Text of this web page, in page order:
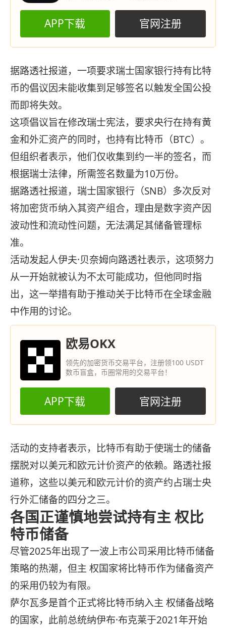
APP下载 官网注册
据路透社报道，一项要求瑞士国家银行持有比特
币的倡议因未能收集到足够签名以触发全国公投
而即将失效。
这项倡议旨在修改瑞士宪法，要求央行在持有黄
金和外汇资产的同时，也持有比特币（BTC）。
但组织者表示，他们仅收集到约一半的签名，而
根据瑞士法律，所需签名数量为10万份。
据路透社报道，瑞士国家银行（SNB）多次反对
将加密货币纳入其资产组合，理由是数字资产因
波动性和流动性问题，无法满足其储备管理标
准。
活动发起人伊夫·贝奈姆向路透社表示，这项努力
从一开始就被认为不太可能成功，但他同时指
出，这一举措有助于推动关于比特币在全球金融
中作用的讨论。
欧易OKX
领先的加密货币交易平台，注册领100 USDT
数币盲盒，币圈常用的交易平台！
APP下载 官网注册
活动的支持者表示，比特币有助于使瑞士的储备
摆脱对以美元和欧元计价资产的依赖。路透社报
道称，这些以美元和欧元计价的资产约占瑞士央
行外汇储备的四分之三。
各国正谨慎地尝试持有主 权比
特币储备
尽管2025年出现了一波上市公司采用比特币储备
策略的热潮，但主 权国家将比特币作为储备资产
的采用仍较为有限。
萨尔瓦多是首个正式将比特币纳入主 权储备战略
的国家，此前总统纳伊布·布克莱于2021年开始